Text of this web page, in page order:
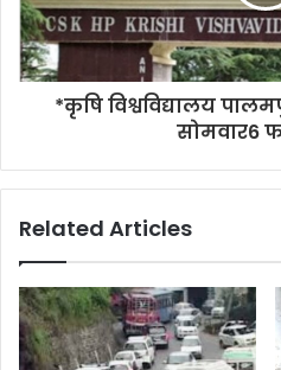
*कृषि विश्वविद्यालय
सोमवार6
Related Articles